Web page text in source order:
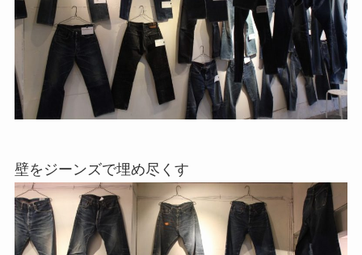
壁をジーンズで埋め尽くす